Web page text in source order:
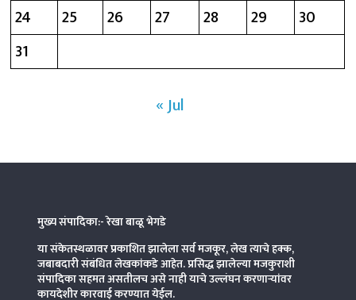
24
25 26 27 28 29
30
31
« Jul
मुख्य संपादिका:- रेखा बाळू भेगडे
या संकेतस्थळावर प्रकाशित झालेला सर्व मजकूर, लेख त्याचे हक्क,
जबाबदारी संबंधित लेखकांकडे आहेत. प्रसिद्ध झालेल्या मजकुराशी
संपादिकासहमत असतीलच असे नाही याचे उल्लंघन करणाऱ्यांवर
कायदेशीर कारवाई करण्यात येईल.